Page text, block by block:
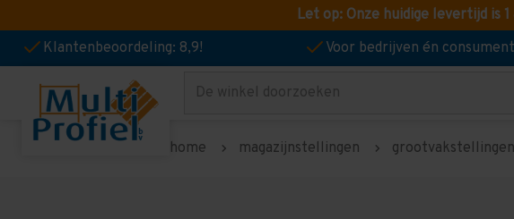
Let op: Onze huidige levertijd is
Klantenbeoordeling: 8,9!
Voor bedrijven én
Zoeken
home magazijnstellingen grootvakstellingen